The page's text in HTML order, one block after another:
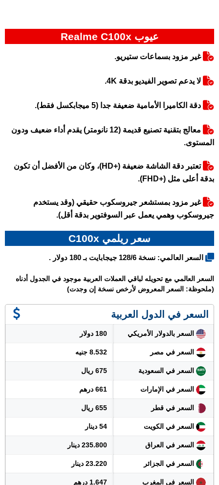
عيوب Realme C100x
غير مزود بسماعات ستيريو.
لا يدعم تصوير الفيديو بدقة 4K.
دقة الكاميرا الأمامية ضعيفة جدا (5 ميجابكسل فقط).
معالج بتقنية تصنيع قديمة (12 نانومتر) يقدم أداء ضعيف ودون
المستوى.
تعتبر دقة الشاشة ضعيفة (+HD)، وكان من الأفضل أن تكون
بدقة أعلى مثل (+FHD).
غير مزود بمستشعر جيروسكوب حقيقي (وقد يستخدم
جيروسكوب وهمي يعمل عبر السوفتوير بدقة أقل).
سعر ريلمي C100x
السعر العالمي: نسخة 128/6 جيجابايت بـ 180 دولار .
السعر العالمي مع تحويله لباقي العملات العربية موجود في الجدول أدناه
(ملحوظة: السعر المعروض لأرخص نسخة إن وجدت)
السعر في الدول العربية
السعر بالدولار الأمريكي 180 دولار
السعر في مصر 8.532 جنيه
السعر في السعودية 675 ريال
السعر في الإمارات 661 درهم
السعر في قطر 655 ريال
السعر في الكويت 54 دينار
السعر في العراق 235.800 دينار
السعر في الجزائر 23.220 دينار
السعر في المغرب 1.647 درهم